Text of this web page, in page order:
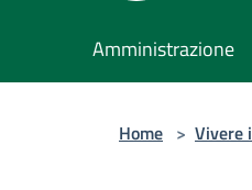
Amministrazione
Home > Vivere